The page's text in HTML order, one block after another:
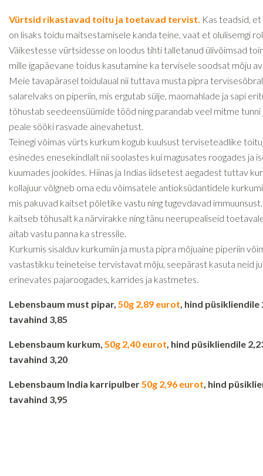
Vürtsid rikastavad toitu ja toetavad tervist. Kas teadsid,
on lisaks toidu maitsestamisele kanda teine, vaat et olulisemgi
Väikestesse vürtsidesse on loodus tihti talletanud ülivõimsad
mille igapäevane toidus kasutamine ka tervisele soodsat mõju
Meie tavapärasel toidulaual nii tuttava musta pipra
salarelvaks on piperiin, mis ergutab sülje, maomahlade ja sapi
tõhustab seedeensüümide tööd ning parandab veel mitme tunni
peale sööki rasvade ainevahetust.
Teinegi võimas vürts kurkum kogub kuulsust terviseteadlike
esinedes enesekindlalt nii soolastes kui magusates roogades ja
kuumades jookides. Hiinas ja Indias iidsetest aegadest tuttav
kollajuur võlgneb oma edu võimsatele antioksüdantidele
mis pakuvad kaitset põletike vastu ning tugevdavad
kaitseb tõhusalt ka närvirakke ning tänu neerupealiseid
aitab vastu panna ka stressile.
Kurkumis sisalduv kurkumiin ja musta pipra mõjuaine piperiin
vastastikku teineteise tervistavat mõju, seepärast kasuta neid
erinevates pajaroogades, karrides ja kastmetes.
Lebensbaum must pipar, 50g 2,89 eurot, hind püsikliendile
tavahind 3,85
Lebensbaum kurkum, 50g 2,40 eurot, hind püsikliendile
tavahind 3,20
Lebensbaum India karripulber50g 2,96 eurot, hind
tavahind 3,95